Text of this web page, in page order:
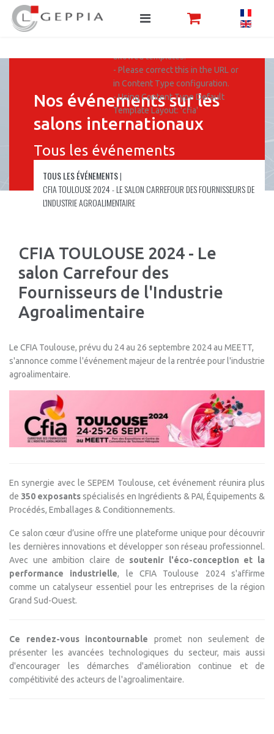
Nos événements sur les
salons internationaux
Tous les événements
TOUS LES ÉVÉNEMENTS|
CFIA TOULOUSE 2024 - LE SALON CARREFOUR DES FOURNISSEURS DE
L'INDUSTRIE AGROALIMENTAIRE
- This is neither the Content Type
allowed templates.
- Please correct this in the URL or
in Content Type configuration.
- Using Content Type Default
Template Layout: 'cfia'
CFIA TOULOUSE 2024 - Le
salon Carrefour des
Fournisseurs de l'Industrie
Agroalimentaire
Le CFIA Toulouse, prévu du 24 au 26 septembre 2024 au MEETT,
s'annonce comme l'événement majeur de la rentrée pour l'industrie
agroalimentaire.
En synergie avec le SEPEM Toulouse, cet événement réunira plus
de 350 exposantsspécialisés en Ingrédients & PAI, Équipements &
Procédés, Emballages & Conditionnements.
Ce salon cœur d’usine offre une plateforme unique pour découvrir
les dernières innovations et développer son réseau professionnel.
Avec une ambition claire de soutenir l'éco-conception et la
performance industrielle, le CFIA Toulouse 2024 s'affirme
comme un catalyseur essentiel pour les entreprises de la région
Grand Sud-Ouest.
Ce rendez-vous incontournable promet non seulement de
présenter les avancées technologiques du secteur, mais aussi
d'encourager les démarches d'amélioration continue et de
compétitivité des acteurs de l'agroalimentaire.